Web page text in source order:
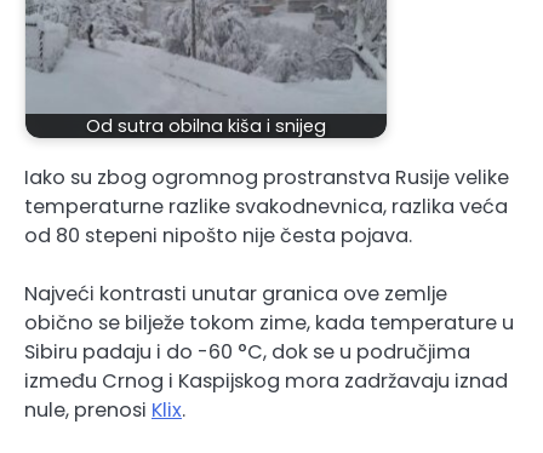
Od sutra obilna kiša i snijeg
Iako su zbog ogromnog prostranstva Rusije velike
temperaturne razlike svakodnevnica, razlika veća
od 80 stepeni nipošto nije česta pojava.
Najveći kontrasti unutar granica ove zemlje
obično se bilježe tokom zime, kada temperature u
Sibiru padaju i do -60 °C, dok se u područjima
između Crnog i Kaspijskog mora zadržavaju iznad
nule, prenosi Klix.